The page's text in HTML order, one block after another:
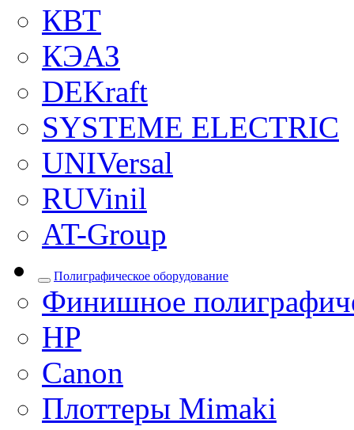
КВТ
КЭАЗ
DEKraft
SYSTEME ELECTRIC
UNIVersal
RUVinil
AT-Group
Полиграфическое оборудование
Финишное
HP
Canon
Плоттеры Mimaki